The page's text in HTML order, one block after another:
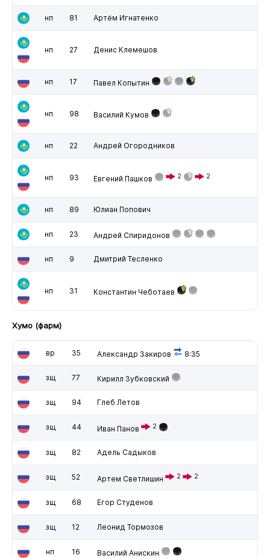
нп 81 Артём Игнатенко
нп 27 Денис Клемешов
нп 17 Павел Копытин
нп 98 Василий Кумов
нп 22 Андрей Огородников
нп 93 Евгений Пашков 2 2
нп 89 Юлиан Попович
нп 23 Андрей Спиридонов
нп 9 Дмитрий Тесленко
нп 31 Константин Чеботаев
Хумо (фарм)
вр 35 Александр Закиров 8:35
зщ 77 Кирилл Зубковский
зщ 94 Глеб Летов
зщ 44 Иван Панов 2
зщ 82 Адель Садыков
зщ 52 Артем Светлишин 2 2
зщ 68 Егор Студенов
зщ 12 Леонид Тормозов
нп 16 Василий Анискин